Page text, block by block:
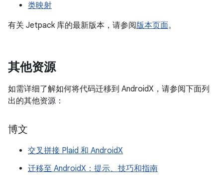
类映射
有关 Jetpack 库的最新版本，请参阅版本页面。
其他资源
如需详细了解如何将代码迁移到 AndroidX，请参阅下面列
出的其他资源：
博文
交叉拼接 Plaid 和 AndroidX
迁移至 AndroidX：提示、技巧和指南